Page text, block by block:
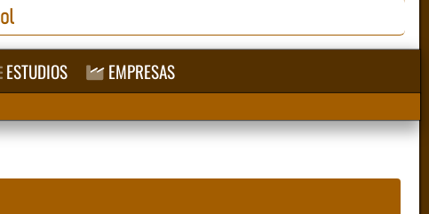
ESTUDIOS EMPRESAS